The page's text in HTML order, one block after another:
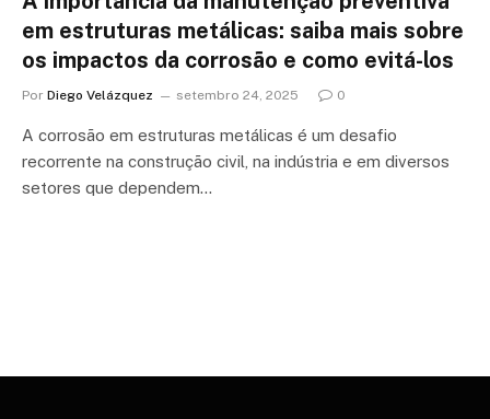
em estruturas metálicas: saiba mais sobre
os impactos da corrosão e como evitá-los
Por Diego Velázquez setembro 24, 2025 0
A corrosão em estruturas metálicas é um desafio
recorrente na construção civil, na indústria e em diversos
setores que dependem…